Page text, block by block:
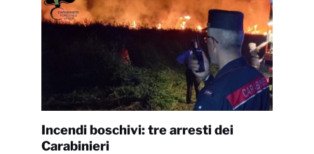
Incendi boschivi: tre arresti dei
Carabinieri